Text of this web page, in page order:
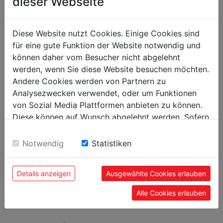
emballage
Hauteur emballage mm
50
Largeur emballage mm
Longueur emballage mm
130
Information générale
Code EAN
9120039908304
PRODUITS LES PLUS
Diese Website nutzt Cookies. Einige Cookies sind
für eine gute Funktion der Website notwendig und
können daher vom Besucher nicht abgelehnt
werden, wenn Sie diese Website besuchen möchten.
Andere Cookies werden von Partnern zu
Analysezwecken verwendet, oder um Funktionen
von Sozial Media Plattformen anbieten zu können.
Diese können auf Wunsch abgelehnt werden. Sofern
Einwilligung zu unseren Cookies.
Notwendig Statistiken
Details anzeigen Ausgewählte Cookies erlauben
Alle Cookies erlauben